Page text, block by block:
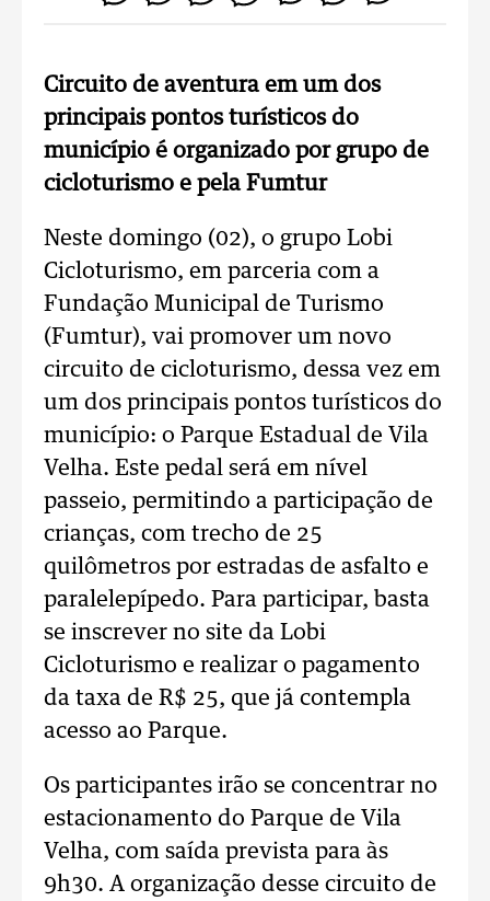
Circuito de aventura em um dos
principais pontos turísticos do
município é organizado por grupo de
cicloturismo e pela Fumtur
Neste domingo (02), o grupo Lobi
Cicloturismo, em parceria com a
Fundação Municipal de Turismo
(Fumtur), vai promover um novo
circuito de cicloturismo, dessa vez em
um dos principais pontos turísticos do
município: o Parque Estadual de Vila
Velha. Este pedal será em nível
passeio, permitindo a participação de
crianças, com trecho de 25
quilômetros por estradas de asfalto e
paralelepípedo. Para participar, basta
se inscrever no site da Lobi
Cicloturismo e realizar o pagamento
da taxa de R$ 25, que já contempla
acesso ao Parque.
Os participantes irão se concentrar no
estacionamento do Parque de Vila
Velha, com saída prevista para às
9h30. A organização desse circuito de